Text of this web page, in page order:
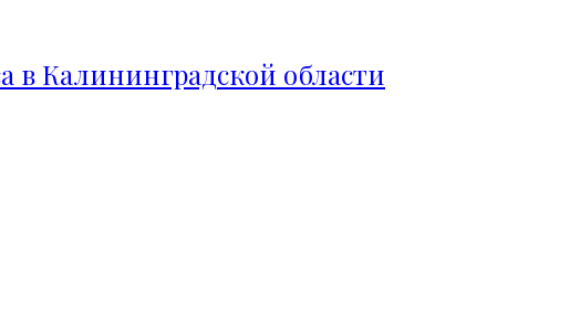
в Калининградской области